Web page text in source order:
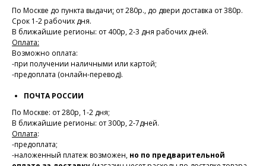
По Москве до пункта выдачи: от 280р., до двери доставка от 380р.
Срок 1-2 рабочих дня.
В ближайшие регионы: от 400р, 2-3 дня рабочих дней.
Оплата:
Возможно оплата:
-при получении наличными или картой;
-предоплата (онлайн-перевод).
ПОЧТА РОССИИ
По Москве: от 280р, 1-2 дня;
В ближайшие регионы: от 300р, 2-7дней.
Оплата:
-предоплата;
-наложенный платеж возможен, но по предварительной